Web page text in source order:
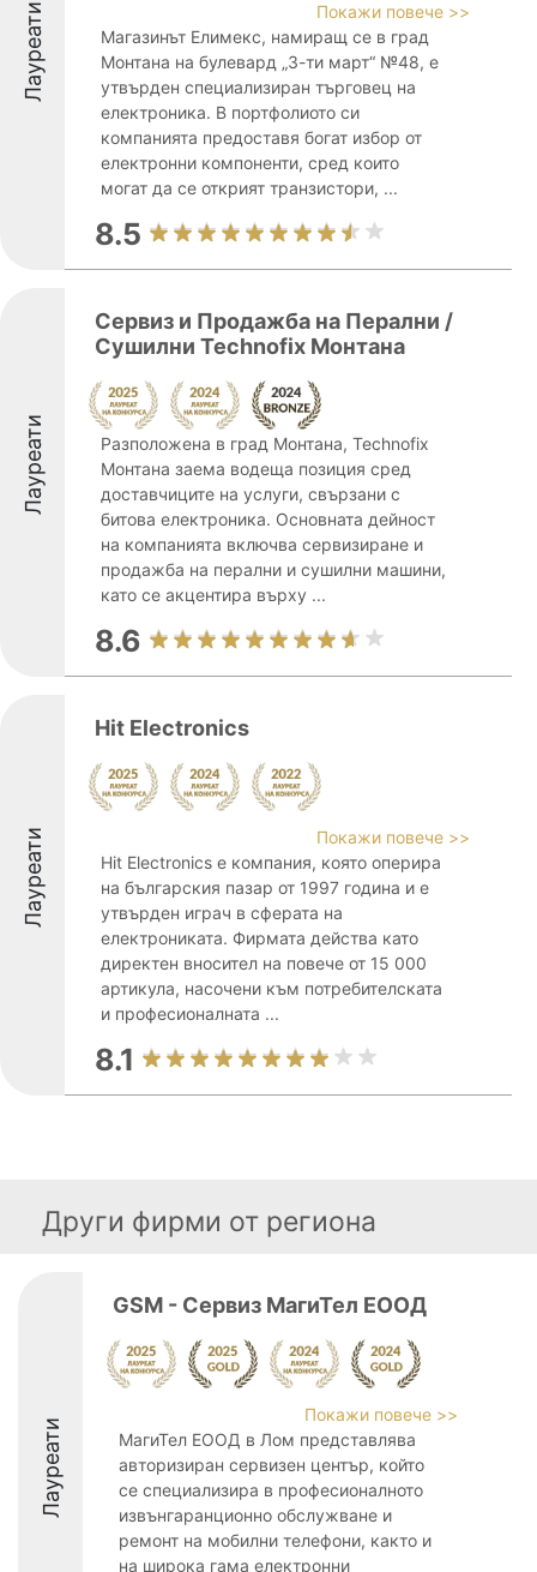
Лауреати
Покажи повече >>
Магазинът Елимекс, намиращ се в град
Монтана на булевард „3-ти март“ №48, е
утвърден специализиран търговец на
електроника. В портфолиото си
компанията предоставя богат избор от
електронни компоненти, сред които
могат да се открият транзистори, ...
8.5
Лауреати
Сервиз и Продажба на Перални /
Сушилни Technofix Монтана
Разположена в град Монтана, Technofix
Монтана заема водеща позиция сред
доставчиците на услуги, свързани с
битова електроника. Основната дейност
на компанията включва сервизиране и
продажба на перални и сушилни машини,
като се акцентира върху ...
8.6
Лауреати
Hit Electronics
Покажи повече >>
Hit Electronics е компания, която оперира
на българския пазар от 1997 година и е
утвърден играч в сферата на
електрониката. Фирмата действа като
директен вносител на повече от 15 000
артикула, насочени към потребителската
и професионалната ...
8.1
Други фирми от региона
Лауреати
GSM - Сервиз МагиТел ЕООД
Покажи повече >>
МагиТел ЕООД в Лом представлява
авторизиран сервизен център, който
се специализира в професионалното
извънгаранционно обслужване и
ремонт на мобилни телефони, както и
на широка гама електронни